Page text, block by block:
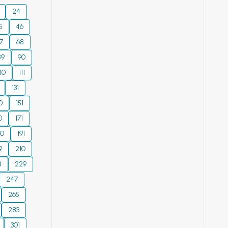
24
46
68
90
111
131
151
171
191
210
229
247
265
283
301